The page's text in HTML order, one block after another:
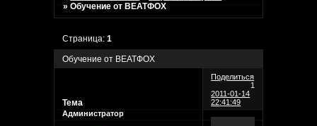
»Обучение от BEATФOX
Обучение от BEATФOX
Страница:1
Поделиться
1
2011-01-14
22:41:49
Тема
Администратор